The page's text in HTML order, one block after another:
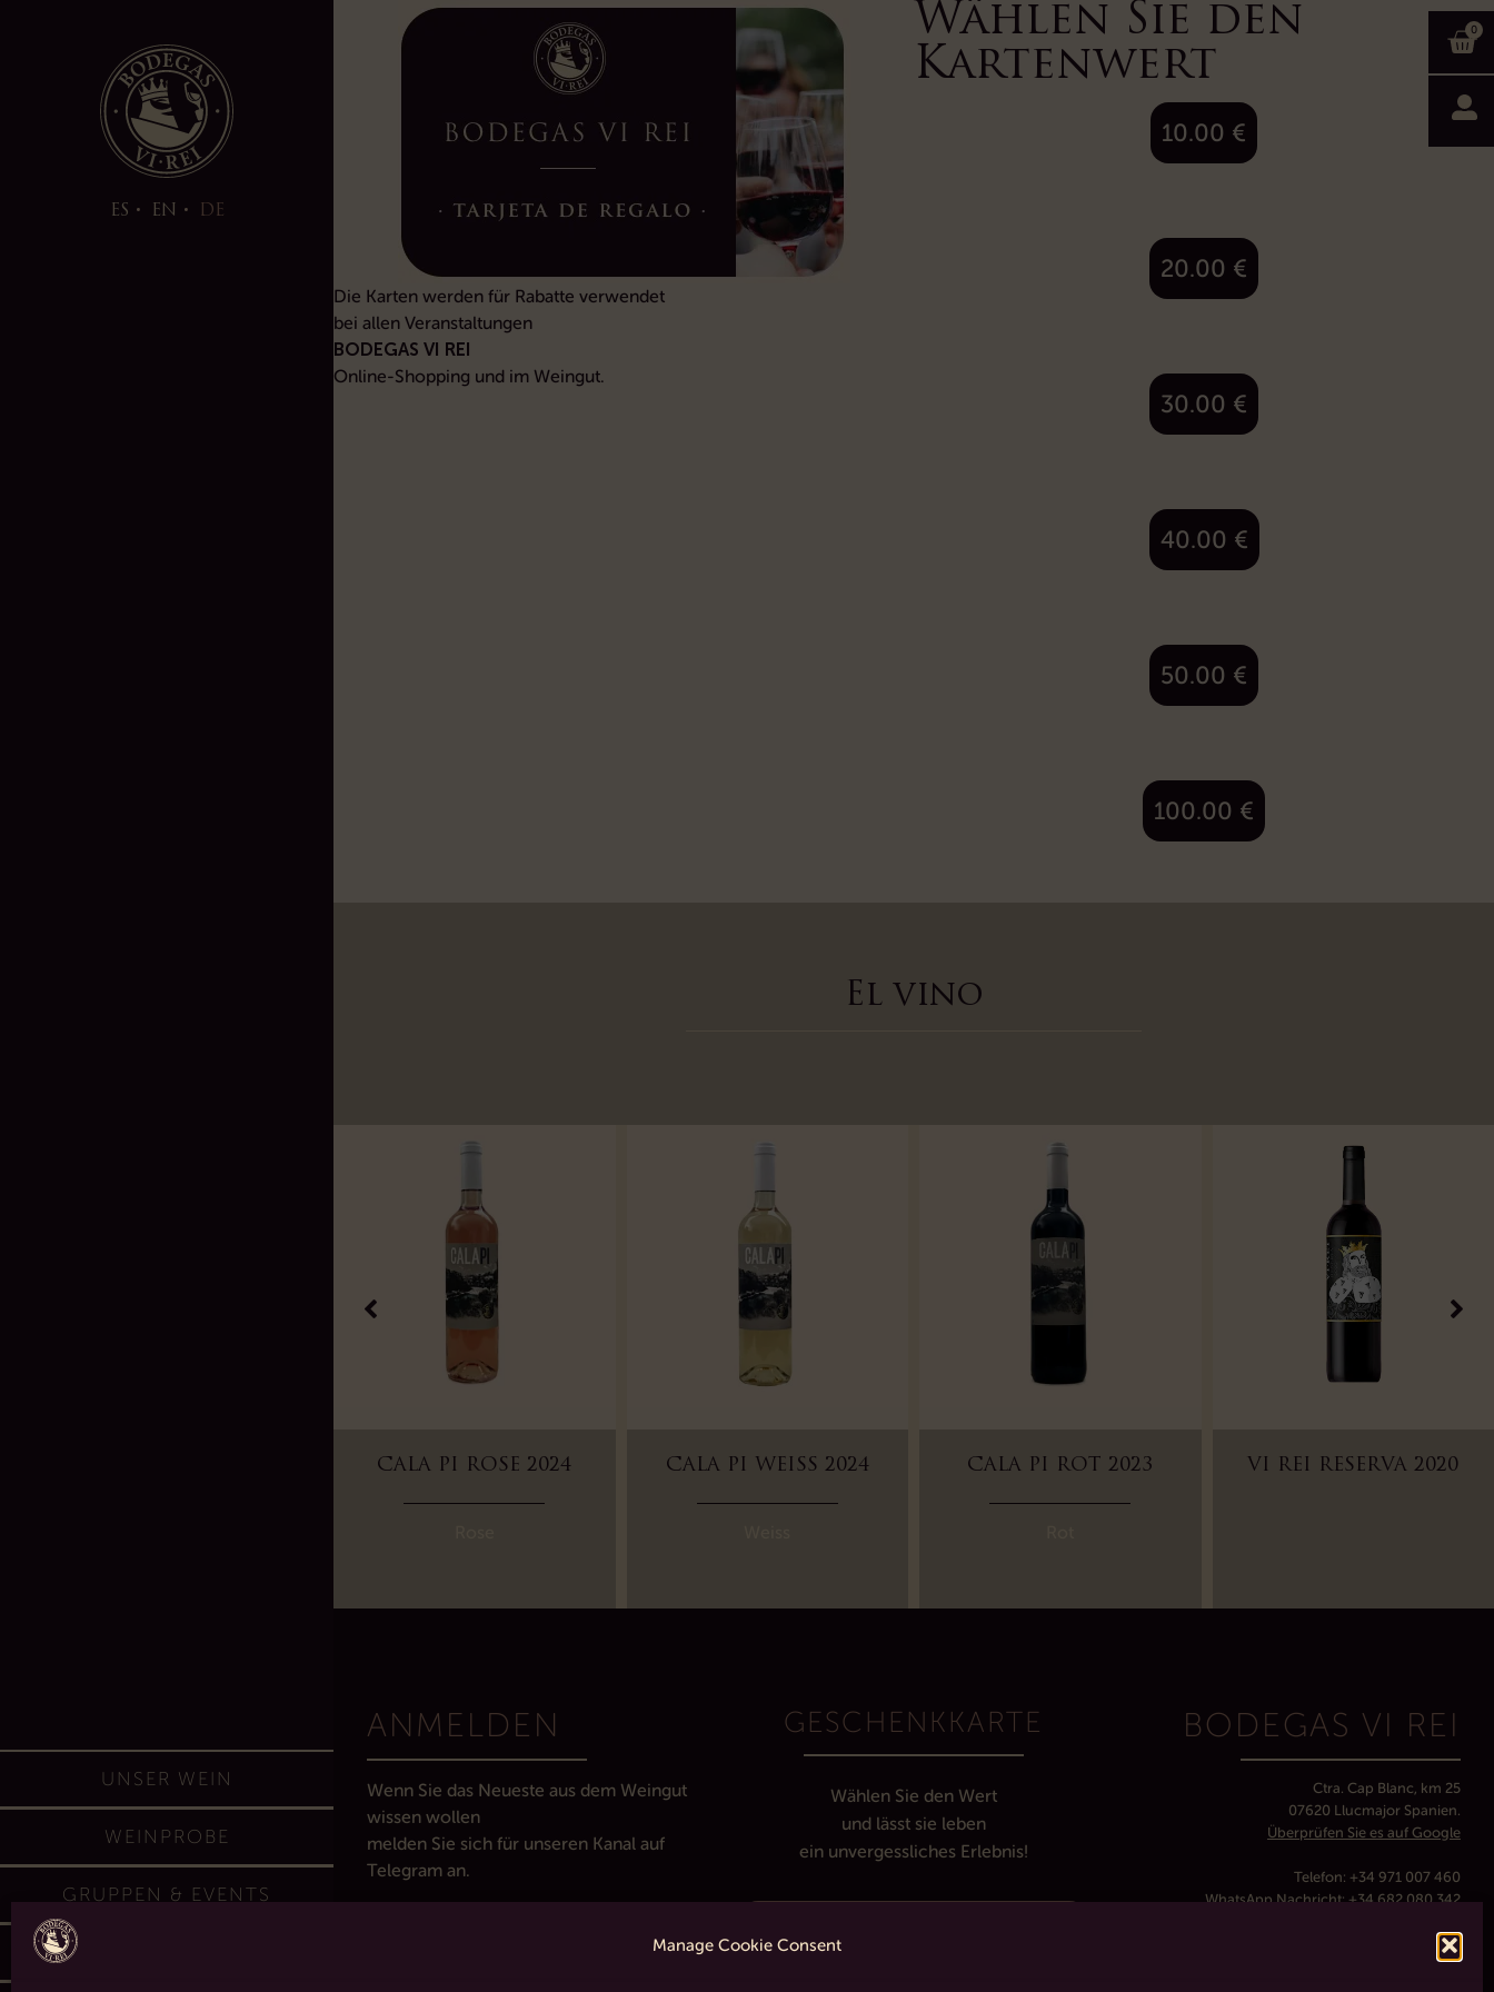
Manage Cookie Consent
ES EN DE
UNSER WEIN
WEINPROBE
GRUPPEN & EVENTS
0
Die Karten werden für Rabatte verwendet
bei allen Veranstaltungen
BODEGAS VI REI
Online-Shopping und im Weingut.
Wählen Sie den
Kartenwert
10.00 €
20.00 €
30.00 €
40.00 €
50.00 €
100.00 €
El vino
CALA PI ROSE 2024 CALA PI WEISS 2024 CALA PI ROT 2023 VI REI RESERVA 2020
ANMELDEN
Wenn Sie das Neueste aus dem Weingut
wissen wollen
melden Sie sich für unseren Kanal auf
Telegram an.
GESCHENKKARTE
Wählen Sie den Wert
und lässt sie leben
ein unvergessliches Erlebnis!
BODEGAS VI REI
Ctra. Cap Blanc, km 25
07620 Llucmajor Spanien.
Überprüfen Sie es auf Google
Telefon: +34 971 007 460
WhatsApp Nachricht:+34 682 080 342
Zeitplan: